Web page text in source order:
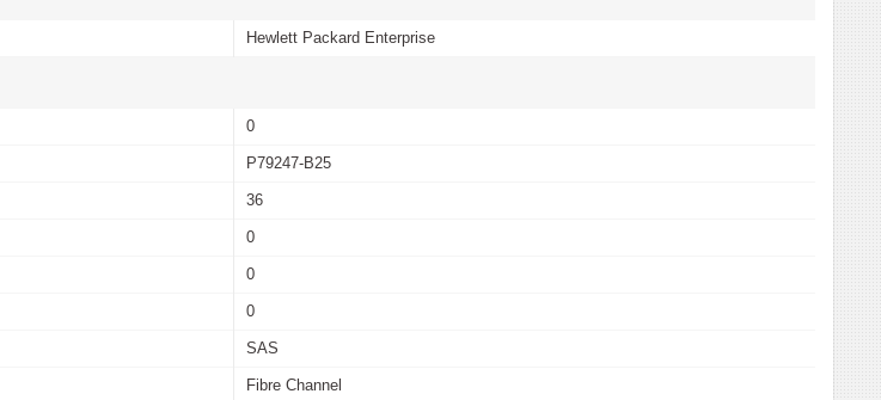
Hewlett Packard Enterprise
0
P79247-B25
36
0
0
0
SAS
Fibre Channel